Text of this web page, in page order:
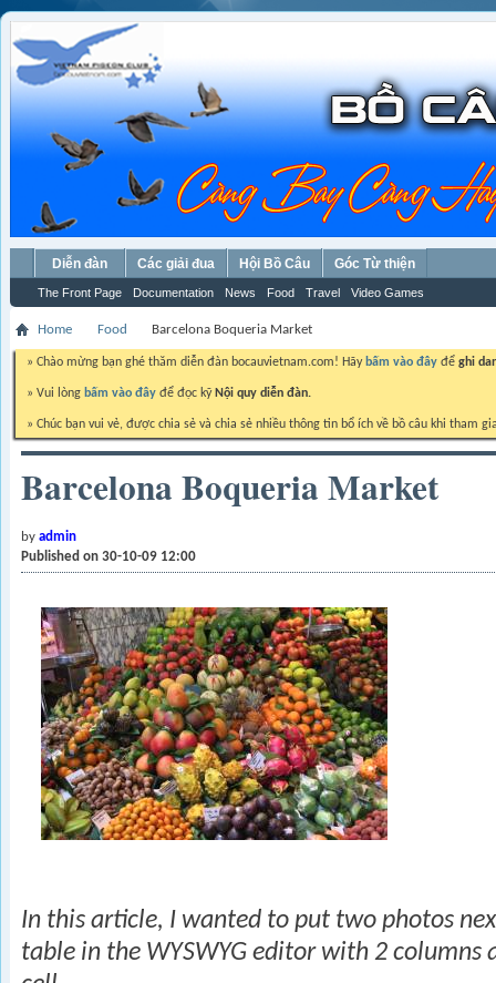
The Front Page Documentation News Food Travel Video Games
Diễn đàn Các giải đua Hội Bồ Câu Góc Từ thiện
Home Food Barcelona Boqueria Market
» Chào mừng bạn ghé thăm diễn đàn bocauvietnam.com! Hãy bấm vào đây để ghi
» Vui lòng bấm vào đây để đọc kỹ Nội quy diễn đàn.
» Chúc bạn vui vẻ, được chia sẻ và chia sẻ nhiều thông tin bổ ích về bồ câu khi tham
Barcelona Boqueria Market
by admin
Published on 30-10-09 12:00
In this article, I wanted to put two photos
table in the WYSWYG editor with 2 columns